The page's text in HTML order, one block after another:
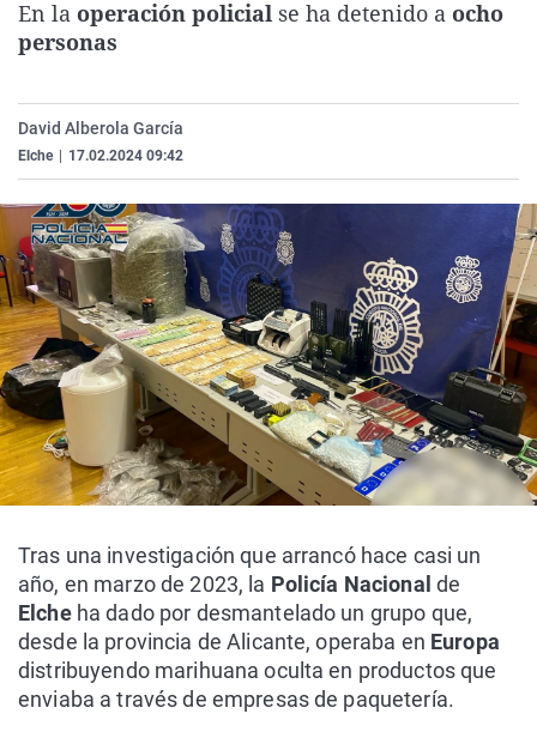
La rosa de los vientos
Como el perro y el
Caso
Equipo de
Extremadura
La Rioja
País Vasco
Virales
Elecciones
En la operación policial se ha detenido a ocho
personas
David Alberola García
Elche 17.02.2024 09:42
Tras una investigación que arrancó hace casi un
año, en marzo de 2023, la Policía Nacional de
Elche ha dado por desmantelado un grupo que,
desde la provincia de Alicante, operaba en Europa
distribuyendo marihuana oculta en productos que
enviaba a través de empresas de paquetería.